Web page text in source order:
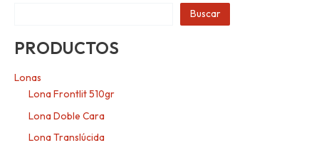
Buscar
PRODUCTOS
Lonas
Lona Frontlit 510gr
Lona Doble Cara
Lona Translúcida